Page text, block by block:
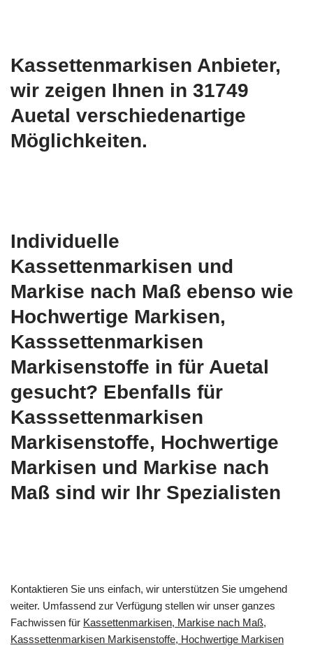
Kassettenmarkisen Anbieter,
wir zeigen Ihnen in 31749
Auetal verschiedenartige
Möglichkeiten.
Individuelle
Kassettenmarkisen und
Markise nach Maß ebenso wie
Hochwertige Markisen,
Kasssettenmarkisen
Markisenstoffe in für Auetal
gesucht? Ebenfalls für
Kasssettenmarkisen
Markisenstoffe, Hochwertige
Markisen und Markise nach
Maß sind wir Ihr Spezialisten
Kontaktieren Sie uns einfach, wir unterstützen Sie umgehend
weiter. Umfassend zur Verfügung stellen wir unser ganzes
Fachwissen für Kassettenmarkisen, Markise nach Maß,
Kasssettenmarkisen Markisenstoffe, Hochwertige Markisen